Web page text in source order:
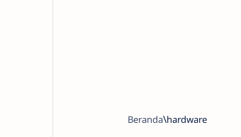
Beranda hardware